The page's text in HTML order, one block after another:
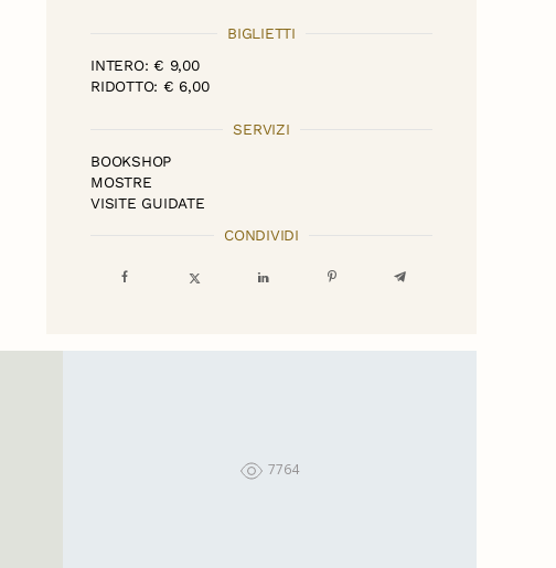
BIGLIETTI
INTERO: € 9,00
RIDOTTO: € 6,00
SERVIZI
BOOKSHOP
MOSTRE
VISITE GUIDATE
CONDIVIDI
7764